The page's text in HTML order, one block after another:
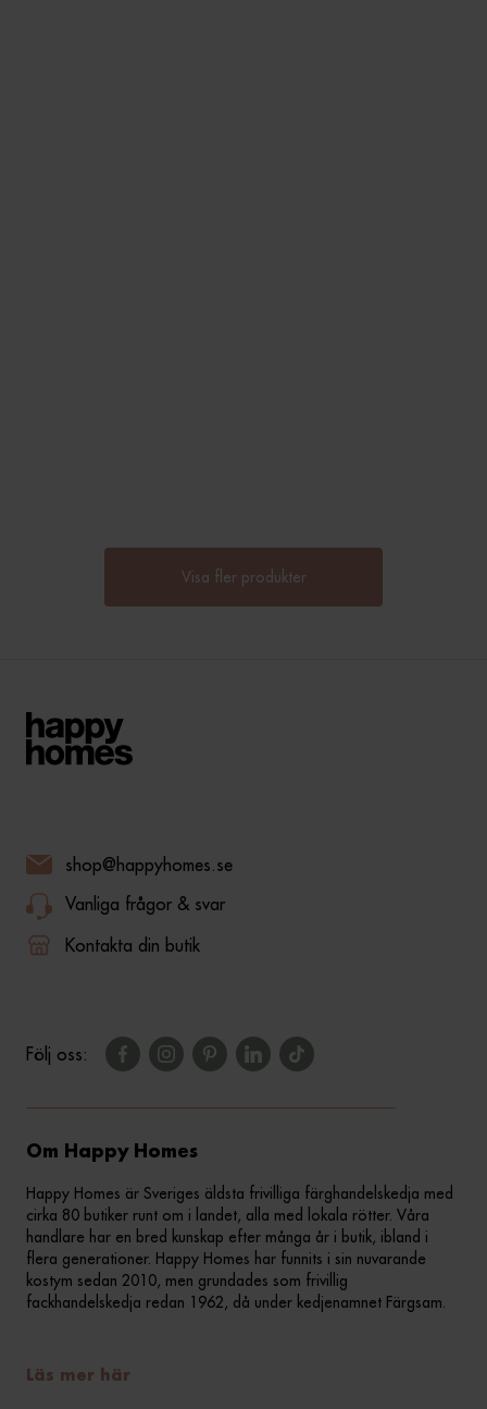
Visa fler produkter
shop@happyhomes.se
Vanliga frågor & svar
Kontakta din butik
Följ oss:
Om Happy Homes
Happy Homes är Sveriges äldsta frivilliga färghandelskedja med
cirka 80 butiker runt om i landet, alla med lokala rötter. Våra
handlare har en bred kunskap efter många år i butik, ibland i
flera generationer. Happy Homes har funnits i sin nuvarande
kostym sedan 2010, men grundades som frivillig
fackhandelskedja redan 1962, då under kedjenamnet Färgsam.
Läs mer här